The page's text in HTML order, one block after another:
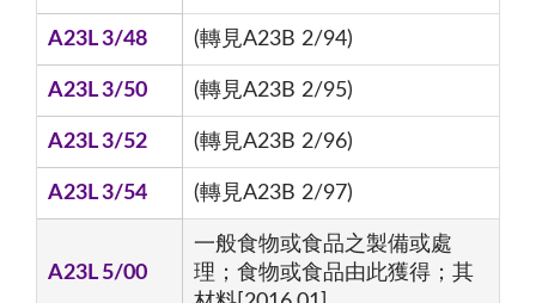
A23L 3/48 (轉見A23B 2/94)
A23L 3/50 (轉見A23B 2/95)
A23L 3/52 (轉見A23B 2/96)
A23L 3/54 (轉見A23B 2/97)
A23L 5/00
一般食物或食品之製備或處
理；食物或食品由此獲得；其